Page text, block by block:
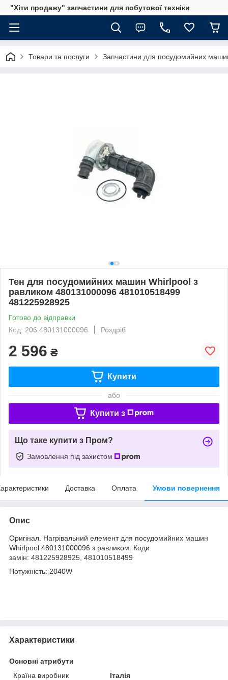
"Хіти продажу" запчастини для побутової техніки
Товари та послуги Запчастини для посудомийних
Тен для посудомийних машин Whirlpool з
равликом 480131000096 481010518499
481225928925
Готово до відправки
Код: 206.480131000096
Роздріб
2 596 ₴
Купити
або
Купити з
Що таке купити з Пром?
Замовлення під захистом
Доставка Оплата Умови повернення
Опис
Оригінал. Нагрівальний елемент для посудомийних машин
Whirlpool 480131000096 з равликом. Коди
замін: 481225928925, 481010518499
Потужність: 2040W
Характеристики
Основні атрибути
Країна виробник
Італія